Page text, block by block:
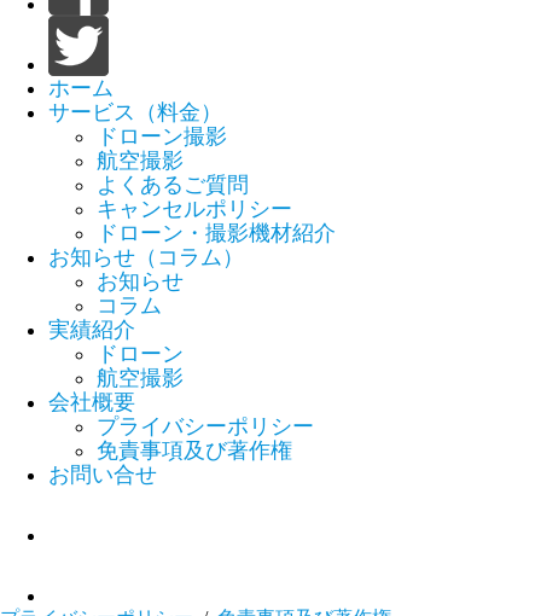
ホーム
サービス（料金）
ドローン撮影
航空撮影
よくあるご質問
キャンセルポリシー
ドローン・撮影機材紹介
お知らせ（コラム）
お知らせ
コラム
実績紹介
ドローン
航空撮影
会社概要
プライバシーポリシー
免責事項及び著作権
お問い合せ